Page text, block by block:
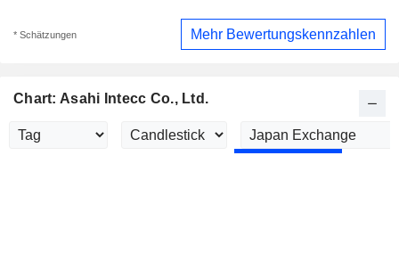
* Schätzungen Mehr Bewertungskennzahlen
Chart: Asahi Intecc Co., Ltd.